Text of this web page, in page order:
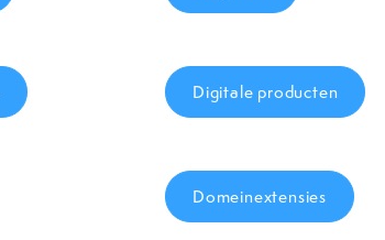
Digitale producten
Domeinextensies